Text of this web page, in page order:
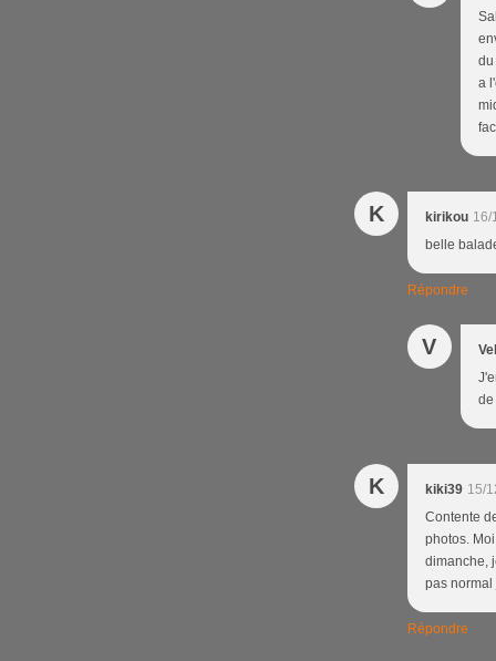
du
a
K kirikou 16/
belle
Répondre
V
de
K kiki39 15/
Contente
photos.
dimanche,
pas normal
Répondre